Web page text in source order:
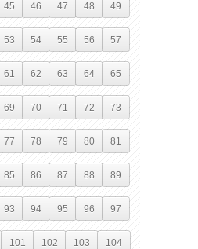
45 46 47 48 49
53 54 55 56 57
61 62 63 64 65
69 70 71 72 73
77 78 79 80 81
85 86 87 88 89
93 94 95 96 97
101 102 103 104